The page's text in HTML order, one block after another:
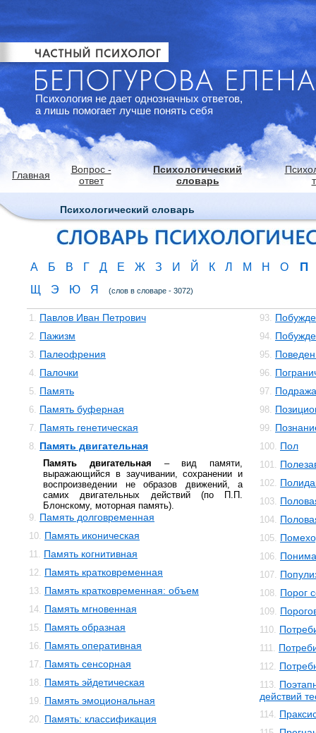
Психология не дает однозначных ответов,
а лишь помогает лучше понять себя
Главная
Вопрос -
ответ
Психологический
словарь
Психологический словарь
А Б В Г Д Е Ж З И Й К Л М Н О П
Щ Э Ю Я (слов в словаре - 3072)
1. Павлов Иван Петрович
2. Пажизм
3. Палеофрения
4. Палочки
5. Память
6. Память буферная
7. Память генетическая
8. Память двигательная
Память двигательная – вид памяти,
выражающийся в заучивании, сохранении и
воспроизведении не образов движений, а
самих двигательных действий (по П.П.
Блонскому, моторная память).
9. Память долговременная
10. Память иконическая
11. Память когнитивная
12. Память кратковременная
13. Память кратковременная: объем
14. Память мгновенная
15. Память образная
16. Память оперативная
17. Память сенсорная
18. Память эйдетическая
19. Память эмоциональная
20. Память: классификация
93.
94.
95.
96.
97.
98.
99.
100. Пол
101.
102.
103.
104.
105.
106.
107.
108. Порог
109.
110.
111.
112.
113.
действий
114.